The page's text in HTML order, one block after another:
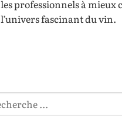
les professionnels à mieux
l’univers fascinant du vin.